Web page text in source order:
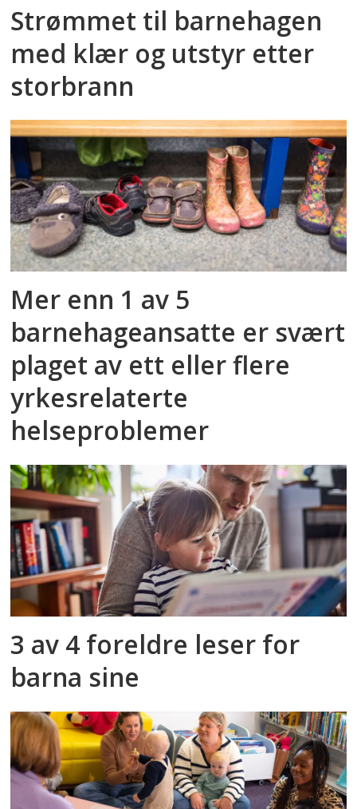
Strømmet til barnehagen
med klær og utstyr etter
storbrann
Mer enn 1 av 5
barnehageansatte er svært
plaget av ett eller flere
yrkesrelaterte
helseproblemer
3 av 4 foreldre leser for
barna sine